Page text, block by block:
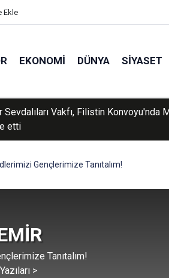
Ekle
EKONOMI DÜNYA SIYASET
Sevdalıları Vakfı, Filistin Konvoyu'nda
etti
Gençlerimize Tanıtalım!
Tanıtalım!
>